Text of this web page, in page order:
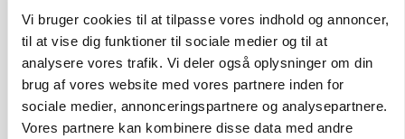
Vi bruger cookies til at tilpasse vores indhold og annoncer,
til at vise dig funktioner til sociale medier og til at
analysere vores trafik. Vi deler også oplysninger om din
brug af vores website med vores partnere inden for
sociale medier, annonceringspartnere og analysepartnere.
Vores partnere kan kombinere disse data med andre